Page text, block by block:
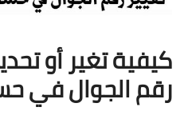
كيفية تغير أو
رقم الجوال في